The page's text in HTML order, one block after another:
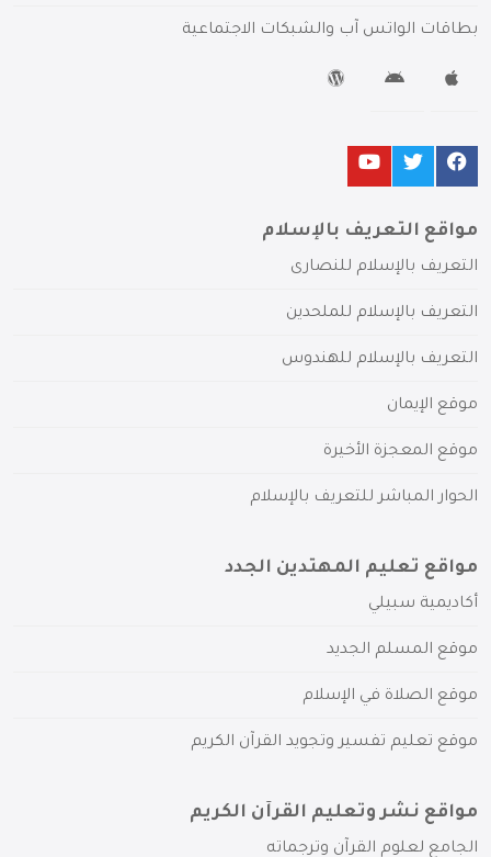
بطاقات الواتس آب والشبكات الاجتماعية
مواقع التعريف بالإسلام
التعريف بالإسلام للنصارى
التعريف بالإسلام للملحدين
التعريف بالإسلام للهندوس
موقع الإيمان
موقع المعجزة الأخيرة
الحوار المباشر للتعريف بالإسلام
مواقع تعليم المهتدين الجدد
أكاديمية سبيلي
موقع المسلم الجديد
موقع الصلاة في الإسلام
موقع تعليم تفسير وتجويد القرآن الكريم
مواقع نشر وتعليم القرآن الكريم
الجامع لعلوم القرآن وترجماته